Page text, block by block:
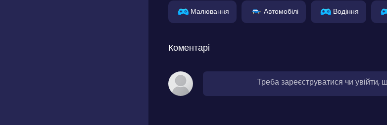
Малювання Автомобілі Водіння
Коментарі
Треба зареєструватися чи